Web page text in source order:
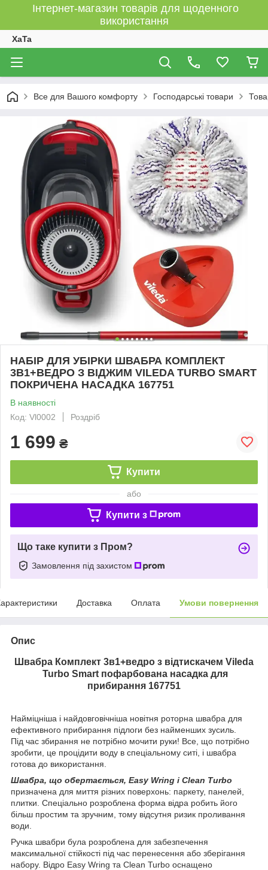
Інтернет-магазин товарів для щоденного
використання
XaTa
Все для Вашого комфорту Господарські товари
НАБІР ДЛЯ УБІРКИ ШВАБРА КОМПЛЕКТ
3В1+ВЕДРО З ВІДЖИМ VILEDA TURBO SMART
ПОКРИЧЕНА НАСАДКА 167751
В наявності
Код: Vl0002
Роздріб
1 699 ₴
Купити
або
Купити з
Що таке купити з Пром?
Замовлення під захистом
Доставка Оплата Умови повернення
Опис
Швабра Комплект 3в1+ведро з відтискачем Vileda
Turbo Smart пофарбована насадка для
прибирання 167751
Найміцніша і найдовговічніша новітня роторна швабра для
ефективного прибирання підлоги без найменших зусиль.
Під час збирання не потрібно мочити руки! Все, що потрібно
зробити, це процідити воду в спеціальному ситі, і швабра
готова до використання.
Швабра, що обертається, Easy Wring і Clean Turbo
призначена для миття різних поверхонь: паркету, панелей,
плитки. Спеціально розроблена форма відра робить його
більш простим та зручним, тому відсутня ризик проливання
води.
Ручка швабри була розроблена для забезпечення
максимальної стійкості під час перенесення або зберігання
набору. Відро Easy Wring та Clean Turbo оснащено